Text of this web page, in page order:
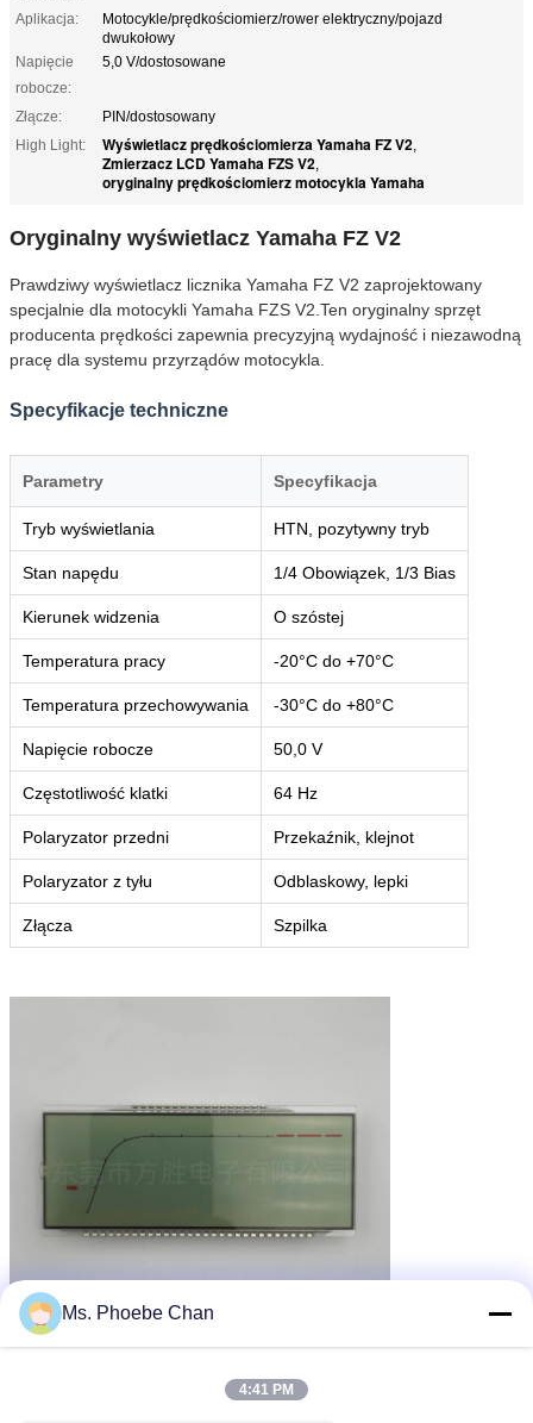
Aplikacja:
Motocykle/prędkościomierz/rower elektryczny/pojazd
dwukołowy
Napięcie
robocze:
5,0 V/dostosowane
Złącze:
PIN/dostosowany
High Light:
Wyświetlacz prędkościomierza Yamaha FZ V2,
Zmierzacz LCD Yamaha FZS V2,
oryginalny prędkościomierz motocykla Yamaha
Oryginalny wyświetlacz Yamaha FZ V2
Prawdziwy wyświetlacz licznika Yamaha FZ V2 zaprojektowany
specjalnie dla motocykli Yamaha FZS V2.Ten oryginalny sprzęt
producenta prędkości zapewnia precyzyjną wydajność i niezawodną
pracę dla systemu przyrządów motocykla.
Specyfikacje techniczne
Parametry Specyfikacja
Tryb wyświetlania HTN, pozytywny tryb
Stan napędu 1/4 Obowiązek, 1/3 Bias
Kierunek widzenia O szóstej
Temperatura pracy -20°C do +70°C
Temperatura przechowywania -30°C do +80°C
Napięcie robocze 50,0 V
Częstotliwość klatki 64 Hz
Polaryzator przedni Przekaźnik, klejnot
Polaryzator z tyłu Odblaskowy, lepki
Złącza Szpilka
Ms. Phoebe Chan
4:41 PM